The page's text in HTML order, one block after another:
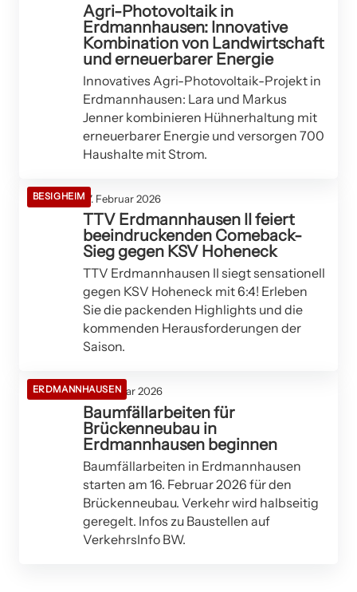
Agri-Photovoltaik in
Erdmannhausen: Innovative
Kombination von Landwirtschaft
und erneuerbarer Energie
Innovatives Agri-Photovoltaik-Projekt in
Erdmannhausen: Lara und Markus
Jenner kombinieren Hühnerhaltung mit
erneuerbarer Energie und versorgen 700
Haushalte mit Strom.
BESIGHEIM17. Februar 2026
TTV Erdmannhausen II feiert
beeindruckenden Comeback-
Sieg gegen KSV Hoheneck
TTV Erdmannhausen II siegt sensationell
gegen KSV Hoheneck mit 6:4! Erleben
Sie die packenden Highlights und die
kommenden Herausforderungen der
Saison.
ERDMANNHAUSEN16. Februar 2026
Baumfällarbeiten für
Brückenneubau in
Erdmannhausen beginnen
Baumfällarbeiten in Erdmannhausen
starten am 16. Februar 2026 für den
Brückenneubau. Verkehr wird halbseitig
geregelt. Infos zu Baustellen auf
VerkehrsInfo BW.